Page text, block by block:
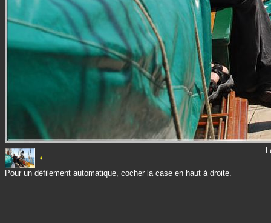
Pour un défilement automatique, cocher la case en haut à droite.